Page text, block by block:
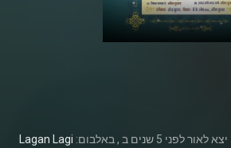
יצא לאורלפני 5 שנים ב , באלבום: Lagan Lagi